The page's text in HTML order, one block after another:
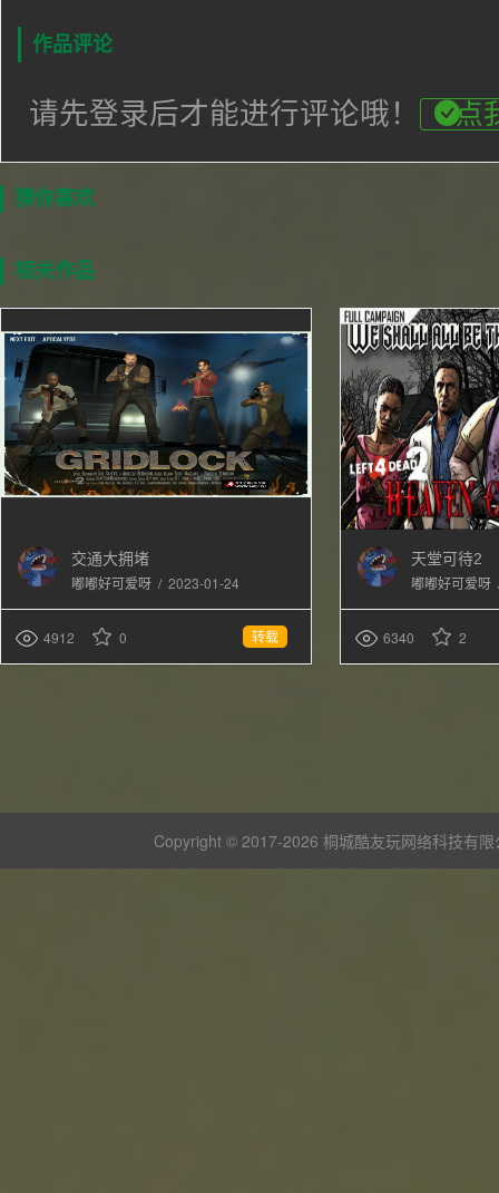
作品评论
请先登录后才能进行评论哦！ 点
猜你喜欢
相关作品
交通大拥堵
嘟嘟好可爱呀 / 2023-01-24
4912 0 转载
天堂可待2
嘟嘟好可爱呀
6340 2
Copyright © 2017-2026 桐城酷友玩网络科技有